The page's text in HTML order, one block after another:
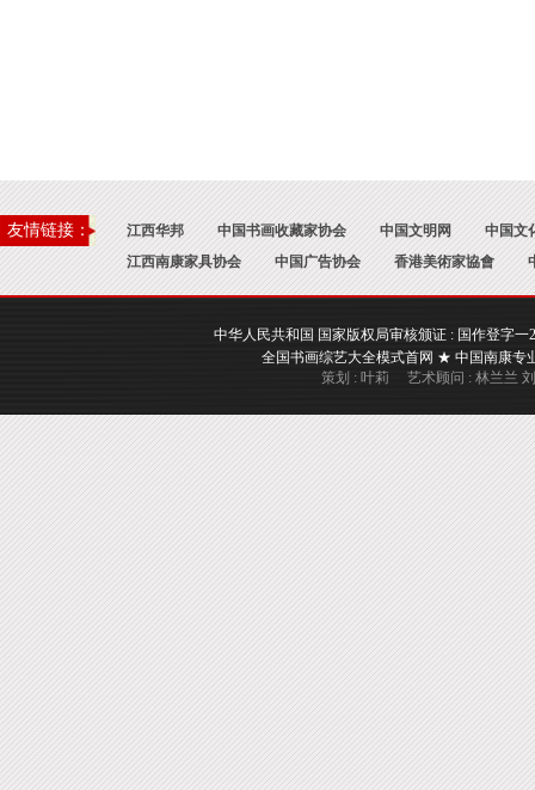
友情链接： 江西华邦 中国书画收藏家协会 中国文明网
中国文
江西南康家具协会
中国广告协会 香港美術家協會
中华人民共和国 国家版权局审核颁证 : 国作登字
全国书画综艺大全模式首网 ★ 中国南康
策划 : 叶莉 艺术顾问 : 林兰兰